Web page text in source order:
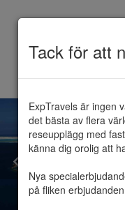
Tack för att
ExpTravels är ingen
det bästa av flera
reseupplägg med
känna dig orolig att
Nya
på fliken